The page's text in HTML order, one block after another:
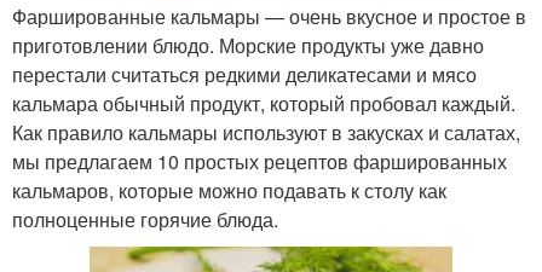
Фаршированные кальмары — очень вкусное и простое в
приготовлении блюдо. Морские продукты уже давно
перестали считаться редкими деликатесами и мясо
кальмара обычный продукт, который пробовал каждый.
Как правило кальмары используют в закусках и салатах,
мы предлагаем 10 простых рецептов фаршированных
кальмаров, которые можно подавать к столу как
полноценные горячие блюда.